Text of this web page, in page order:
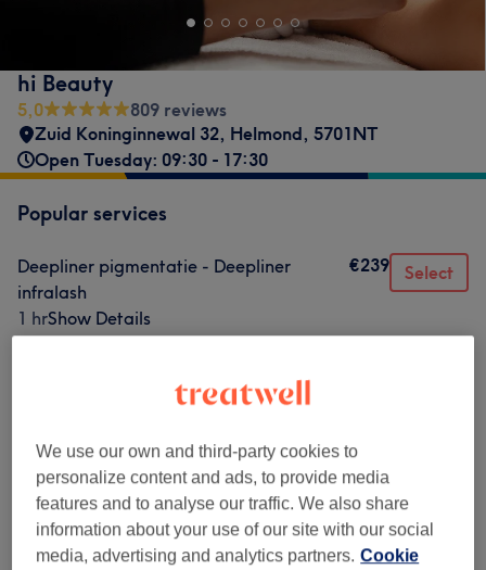
hi Beauty
5,0
809 reviews
Zuid Koninginnewal 32, Helmond, 5701NT
Open Tuesday: 09:30 - 17:30
Popular services
Deepliner pigmentatie - Deepliner
infralash
1 hrShow Details
€239 Select
Ogen & Blik ( 1)
Venue reviews
We use our own and third-party cookies to
personalize content and ads, to provide media
features and to analyse our traffic. We also share
information about your use of our site with our social
media, advertising and analytics partners. Cookie